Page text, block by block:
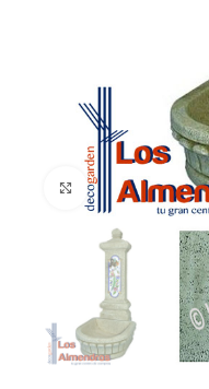
Clic para ampliar